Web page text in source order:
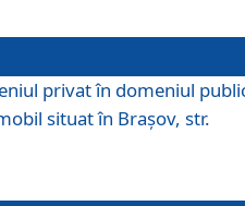
privat în domeniul
situat în Braşov, str.